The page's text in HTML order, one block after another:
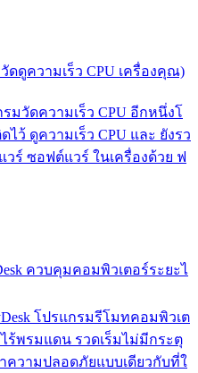
ดดูความเร็ว CPU เครื่องคุณ)
มวัดความเร็ว CPU อีกหนึ่งโ
ว้ ดูความเร็ว CPU และ ยังรว
ร์ ซอฟต์แวร์ ในเครื่องด้วย ฟ
ควบคุมคอมพิวเตอร์ระยะไ
โปรแกรมรีโมทคอมพิวเต
ร้พรมแดน รวดเร็มไม่มีกระตุ
วามปลอดภัยแบบเดียวกับที่ใ